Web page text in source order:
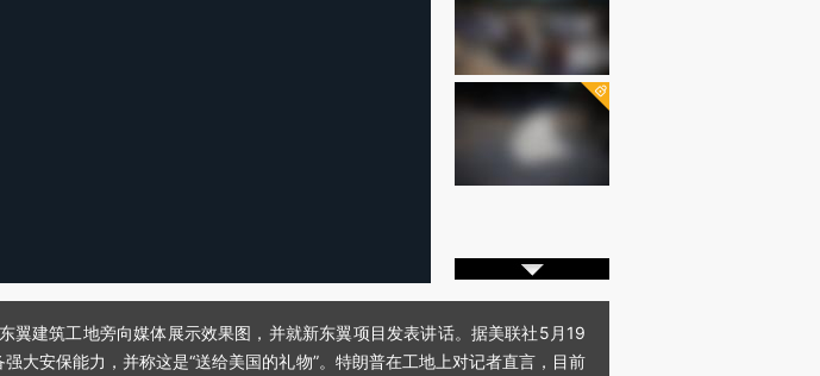
建筑工地旁向媒体展示效果图，并就新东翼项目发表讲话。据美联社5月19
大安保能力，并称这是“送给美国的礼物”。特朗普在工地上对记者直言，目前